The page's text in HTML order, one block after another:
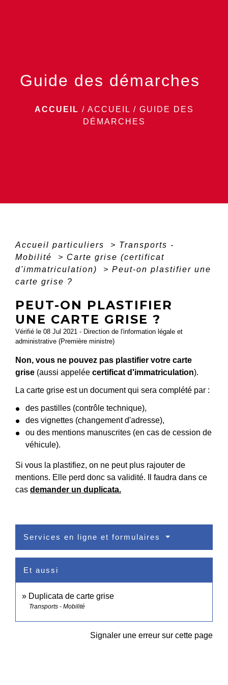
Guide des démarches
ACCUEIL / ACCUEIL / GUIDE DES
DÉMARCHES
Accueil particuliers > Transports -
Mobilité
> Carte grise (certificat
d'immatriculation)
> Peut-on plastifier une
carte grise ?
PEUT-ON PLASTIFIER
UNE CARTE GRISE ?
Vérifié le 08 Jul 2021 - Direction de l'information légale et
administrative (Première ministre)
Non, vous ne pouvez pas plastifier votre carte
grise (aussi appelée certificat d'immatriculation).
La carte grise est un document qui sera complété par :
des pastilles (contrôle technique),
des vignettes (changement d'adresse),
ou des mentions manuscrites (en cas de cession de
véhicule).
Si vous la plastifiez, on ne peut plus rajouter de
mentions. Elle perd donc sa validité. Il faudra dans ce
cas demander un duplicata.
Services en ligne et formulaires
Et aussi
Duplicata de carte grise
Transports - Mobilité
Signaler une erreur sur cette page